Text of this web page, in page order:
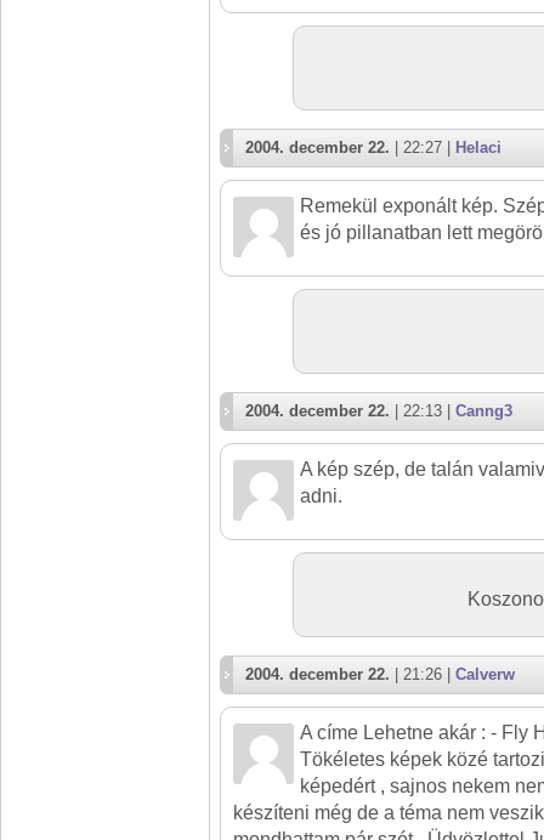
2004. december 22. | 22:27 | Helaci
Remekül exponált kép.
és jó pillanatban lett
2004. december 22. | 22:13 | Canng3
A kép szép, de talán
adni.
2004. december 22. | 21:26 | Calverw
A címe Lehetne akár : - Fly
Tökéletes képek közé
képedért , sajnos nekem
készíteni még de a téma nem